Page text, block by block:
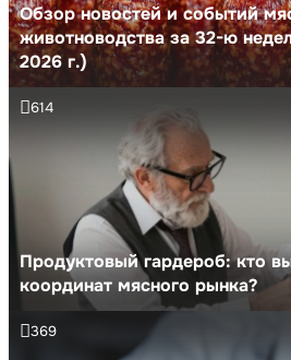
Обзор новостей и событий
животноводства за 32-ю
2026 г.)
Продуктовый гардероб: кто
координат мясного рынка?
614
369